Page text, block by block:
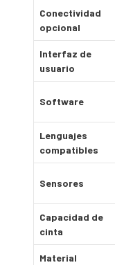
Conectividad
opcional
Interfaz de
usuario
Software
Lenguajes
compatibles
Sensores
Capacidad de
cinta
Material